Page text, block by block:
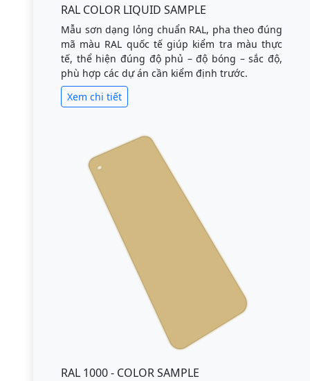
RAL COLOR LIQUID SAMPLE
Mẫu sơn dạng lỏng chuẩn RAL, pha theo đúng
mã màu RAL quốc tế giúp kiểm tra màu thực
tế, thể hiện đúng độ phủ – độ bóng – sắc độ,
phù hợp các dự án cần kiểm định trước.
Xem chi tiết
RAL 1000 - COLOR SAMPLE